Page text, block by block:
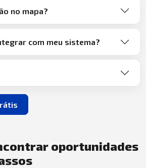
no mapa?
com meu sistema?
oportunidades